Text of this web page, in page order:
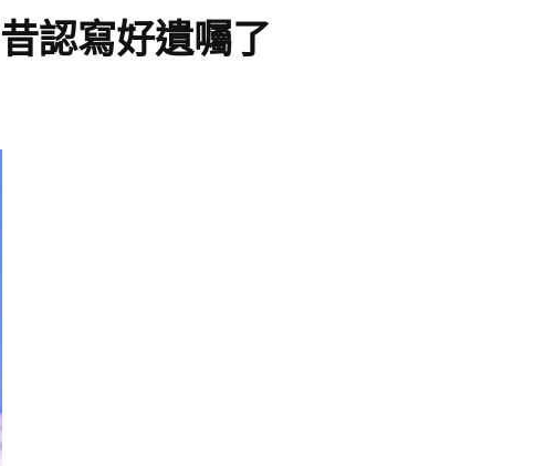
認寫好遺囑了